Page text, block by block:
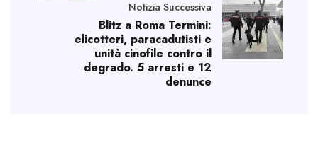
Notizia Successiva
Blitz a Roma Termini:
elicotteri, paracadutisti e
unità cinofile contro il
degrado. 5 arresti e 12
denunce